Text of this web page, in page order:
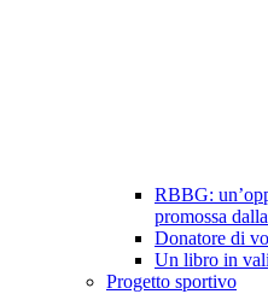
RBBG:
promossa
Donatore di
Un libro in
Progetto sportivo